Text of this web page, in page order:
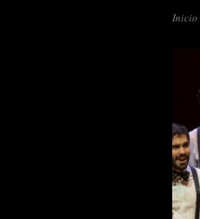
Inicio